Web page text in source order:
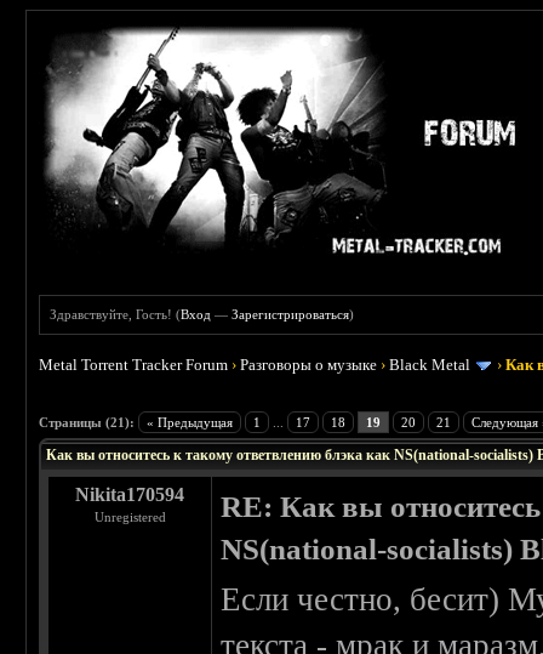
Здравствуйте, Гость! (Вход —Зарегистрироваться)
Metal Torrent Tracker Forum ›Разговоры о музыке ›Black Metal ›Как
Страницы (21): « Предыдущая 1 17 18 19 20 21 Следующая
Как вы относитесь к такому ответвлению блэка как NS(national-socialists)
Nikita170594
Unregistered
RE: Как вы
NS(national-socialists)
Если честно, бесит)
текста - мрак и